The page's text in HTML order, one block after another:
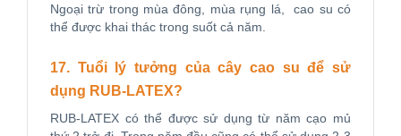
Ngoại trừ trong mùa đông, mùa rụng lá, cao su có
thể được khai thác trong suốt cả năm.
17. Tuổi lý tưởng của cây cao su để sử
dụng RUB-LATEX?
RUB-LATEX có thể được sử dụng từ năm cạo mủ